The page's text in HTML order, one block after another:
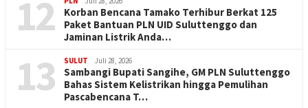
12
Korban Bencana Tamako Terhibur Berkat 125
Paket Bantuan PLN UID Suluttenggo dan
Jaminan Listrik Anda…
13 SULUT Juli 28, 2026
Sambangi Bupati Sangihe, GM PLN Suluttenggo
Bahas Sistem Kelistrikan hingga Pemulihan
Pascabencana T…